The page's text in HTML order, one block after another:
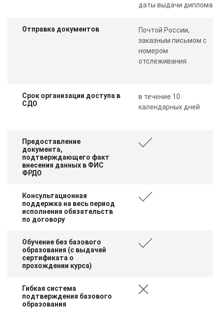
даты выдачи диплома
Отправка документов
Почтой России,
заказным письмом с
номером
отслеживания
Срок организации доступа в
СДО
в течение 10
календарных дней
Предоставление
документа,
подтверждающего факт
внесения данных в ФИС
ФРДО
Консультационная
поддержка на весь период
исполнения обязательств
по договору
Обучение без базового
образования (с выдачей
сертификата о
прохождении курса)
Гибкая система
подтверждения базового
образования
ChatApp
online
Мессенджеры